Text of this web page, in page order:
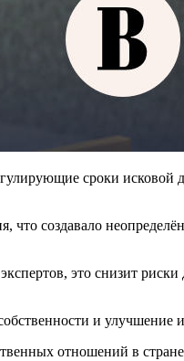
сроки исковой
что создавало
это снизит риски
и улучшение
отношений в